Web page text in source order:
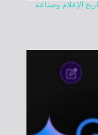
الإعلام وصناعة